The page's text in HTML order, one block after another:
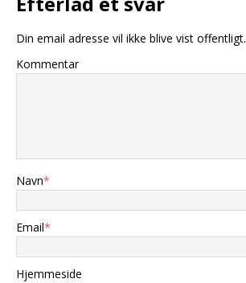
Din email adresse vil ikke blive vist offentligt.
Kommentar
Navn*
Email*
Hjemmeside